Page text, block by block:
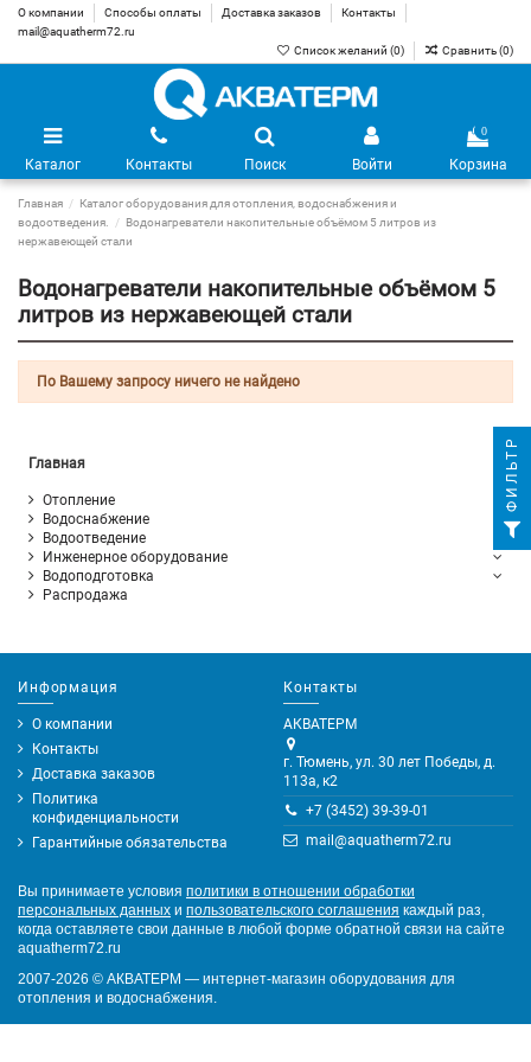
О компании Способы оплаты Доставка заказов
Контакты
mail@aquatherm72.ru
Список желаний (0) Сравнить (0)
Каталог Контакты Поиск Войти
0
Корзина
Главная
Каталог оборудования для отопления, водоснабжения и
водоотведения.
Водонагреватели накопительные объёмом 5 литров из
нержавеющей стали
Водонагреватели накопительные объёмом 5
литров из нержавеющей стали
По Вашему запросу ничего не найдено
Главная
Отопление
Водоснабжение
Водоотведение
Инженерное оборудование
Водоподготовка
Распродажа
Информация
О компании
Контакты
Доставка заказов
Политика
конфиденциальности
Гарантийные обязательства
Контакты
АКВАТЕРМ
г. Тюмень, ул. 30 лет Победы, д.
113а, к2
+7 (3452) 39-39-01
mail@aquatherm72.ru
Вы принимаете условия политики в отношении обработки
персональных данных и пользовательского соглашения каждый раз,
когда оставляете свои данные в любой форме обратной связи на сайте
aquatherm72.ru
2007-2026 © АКВАТЕРМ — интернет-магазин оборудования для
отопления и водоснабжения.
ФИЛЬТР